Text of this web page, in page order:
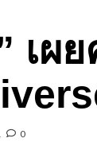
เผ
0